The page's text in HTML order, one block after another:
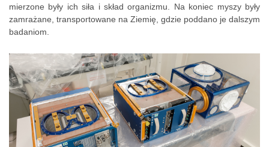
mierzone były ich siła i skład organizmu. Na koniec myszy były
zamrażane, transportowane na Ziemię, gdzie poddano je dalszym
badaniom.